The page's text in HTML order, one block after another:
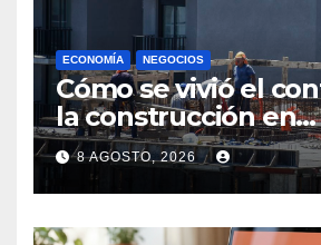
ECONOMÍA NEGOCIOS
Cómo se vivió el
la construcción en
Maldonado, un
departamento
sector tiene sus
particularidades
8 AGOSTO, 2026